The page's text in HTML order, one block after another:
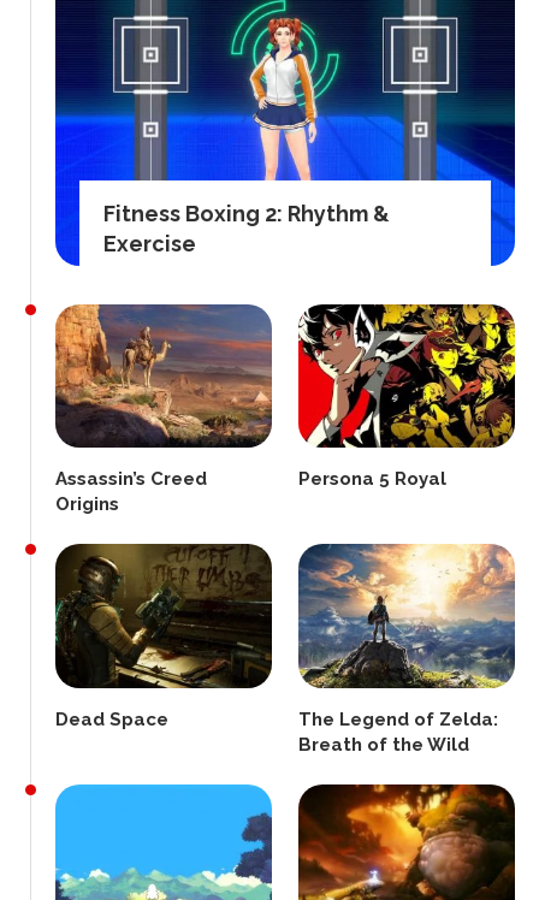
Fitness Boxing 2: Rhythm &
Exercise
Assassin’s Creed
Origins
Persona 5 Royal
Dead Space
The Legend of Zelda:
Breath of the Wild